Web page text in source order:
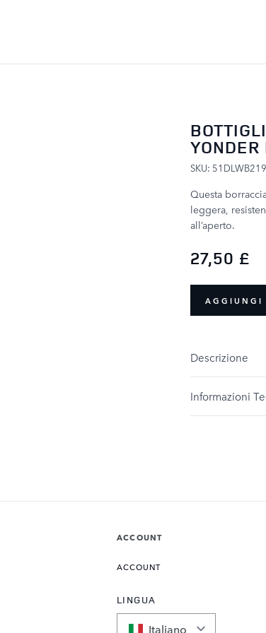
SKU:
Questa
leggera,
all’aperto.
27,50 £
AGGIUNGI
Descrizione
Informazioni
ACCOUNT
ACCOUNT
LINGUA
Italiano